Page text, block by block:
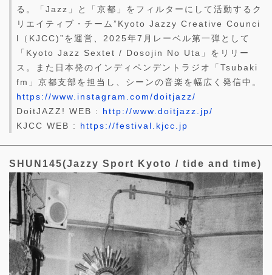
る。「Jazz」と「京都」をフィルターにして活動するク
リエイティブ・チーム”Kyoto Jazzy Creative Counci
l（KJCC)”を運営、2025年7月レーベル第一弾として
「Kyoto Jazz Sextet / Dosojin No Uta」をリリー
ス。また日本発のインディペンデントラジオ「Tsubaki
fm」京都支部を担当し、シーンの音楽を幅広く発信中。
https://www.instagram.com/doitjazz/
DoitJAZZ! WEB : http://www.doitjazz.jp/
KJCC WEB : https://festival.kjcc.jp
SHUN145(Jazzy Sport Kyoto / tide and time)